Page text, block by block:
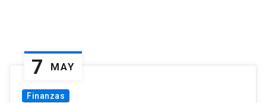
7 MAY
Finanzas